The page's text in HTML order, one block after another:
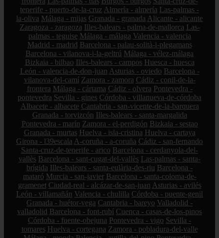
tenerife - puerto-de-la-cruz Almería - almería Las-palmas -
la-oliva Málaga - mijas Granada - granada Alicante - alicante
Zaragoza - zaragoza Illes-balears - palma-de-mallorca Las-
palmas - teguise Málaga - málaga Valencia - valencia
Madrid - madrid Barcelona - palau-solità-i-plegamans
Barcelona - vilanova-i-la-geltrú Málaga - vélez-málaga
Bizkaia - bilbao Illes-balears - campos Huesca - huesca
León - valencia-de-don-juan Asturias - oviedo Barcelona -
vilanova-del-camí Zamora - zamora Cádiz - conil-de-la-
frontera Málaga - cártama Cádiz - olvera Pontevedra -
pontevedra Sevilla - gines Córdoba - villanueva-de-córdoba
Albacete - albacete Cantabria - san-vicente-de-la-barquera
Granada - torvizcón Illes-balears - santa-margalida
Pontevedra - marín Zamora - el-perdigón Bizkaia - sestao
Granada - murtas Huelva - isla-cristina Huelva - cartaya
Girona - l39escala A-coruña - a-coruña Cádiz - san-fernando
Santa-cruz-de-tenerife - arico Barcelona - cerdanyola-del-
vallès Barcelona - sant-cugat-del-vallès Las-palmas - santa-
brígida Illes-balears - santa-eulària-des-riu Barcelona -
mataró Murcia - san-javier Barcelona - santa-coloma-de-
gramenet Ciudad-real - alcázar-de-san-juan Asturias - avilés
León - villamañán Valencia - chulilla Córdoba - puente-genil
Granada - huétor-vega Cantabria - bareyo Valladolid -
valladolid Barcelona - font-rubí Cuenca - casas-de-los-pinos
Córdoba - fuente-obejuna Pontevedra - vigo Sevilla -
tomares Huelva - cortegana Zamora - pobladura-del-valle